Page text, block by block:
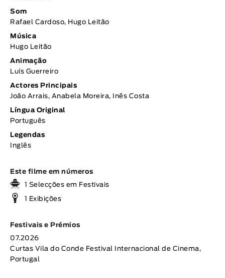
Som
Rafael Cardoso, Hugo Leitão
Música
Hugo Leitão
Animação
Luís Guerreiro
Actores Principais
João Arrais, Anabela Moreira, Inês Costa
Língua Original
Português
Legendas
Inglês
Este filme em números
1 Selecções em Festivais
1 Exibições
Festivais e Prémios
07.2026
Curtas Vila do Conde Festival Internacional de Cinema,
Portugal